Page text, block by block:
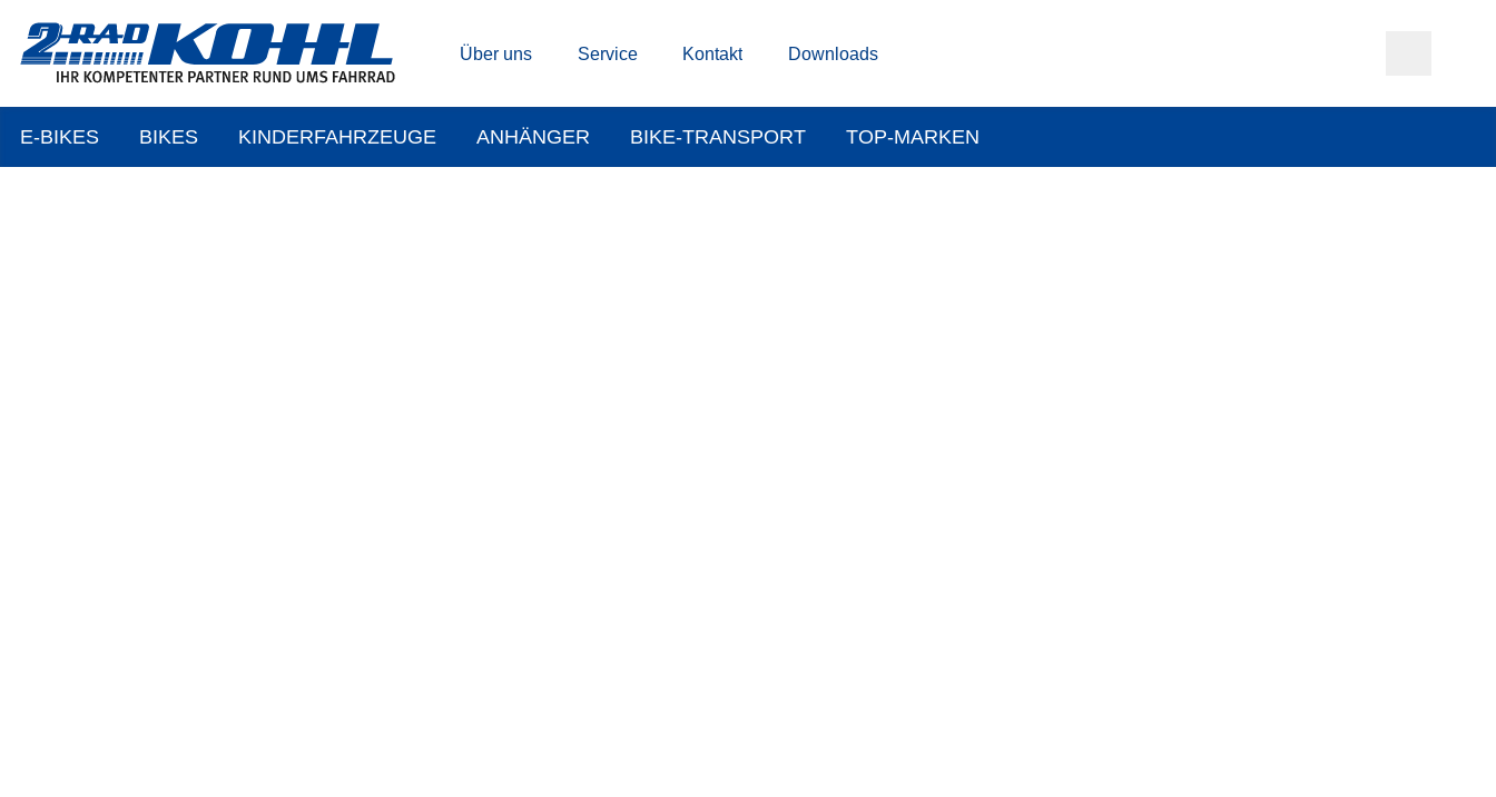
Über uns Service Kontakt Downloads
E-BIKES BIKES KINDERFAHRZEUGE ANHÄNGER BIKE-TRANSPORT TOP-MARKEN